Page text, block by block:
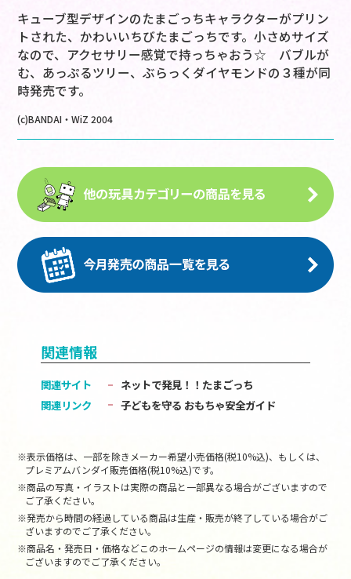
キューブ型デザインのたまごっちキャラクターがプリン
トされた、かわいいちびたまごっちです。小さめサイズ
なので、アクセサリー感覚で持っちゃおう☆ バブルが
む、あっぷるツリー、ぶらっくダイヤモンドの３種が同
時発売です。
(c)BANDAI・WiZ 2004
関連情報
関連サイト
ネットで発見！！たまごっち
関連リンク
子どもを守る おもちゃ安全ガイド
※表示価格は、一部を除きメーカー希望小売価格(税10%込)、もしくは、
プレミアムバンダイ販売価格(税10%込)です。
※商品の写真・イラストは実際の商品と一部異なる場合がございますので
ご了承ください。
※発売から時間の経過している商品は生産・販売が終了している場合がご
ざいますのでご了承ください。
※商品名・発売日・価格などこのホームページの情報は変更になる場合が
ございますのでご了承ください。